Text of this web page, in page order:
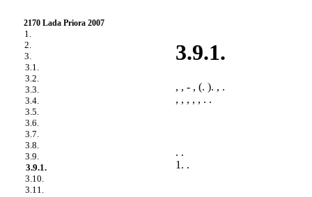
2170 Lada Priora 2007
1.
2.
3.
3.1.
3.2.
3.3.
3.4.
3.5.
3.6.
3.7.
3.8.
3.9.
3.9.1.
3.10.
3.11.
3.9.1.
, , - , (. ). , .
, , , , , . .
. .
1. .